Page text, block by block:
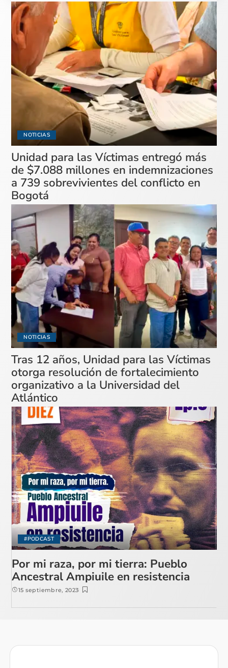
NOTICIAS
Unidad para las Víctimas entregó más
de $7.088 millones en indemnizaciones
a 739 sobrevivientes del conflicto en
Bogotá
NOTICIAS
Tras 12 años, Unidad para las Víctimas
otorga resolución de fortalecimiento
organizativo a la Universidad del
Atlántico
#PODCAST
Por mi raza, por mi tierra: Pueblo
Ancestral Ampiuile en resistencia
15 septiembre, 2023